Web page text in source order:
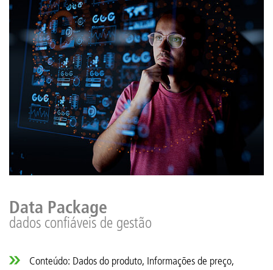
Data Package
dados confiáveis de gestão
Conteúdo: Dados do produto, Informações de preço,